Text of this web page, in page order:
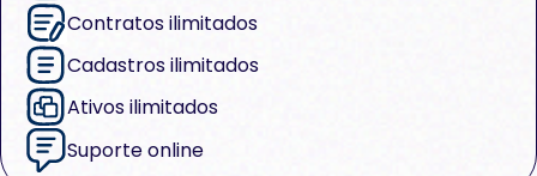
Contratos ilimitados
Cadastros ilimitados
Ativos ilimitados
Suporte online